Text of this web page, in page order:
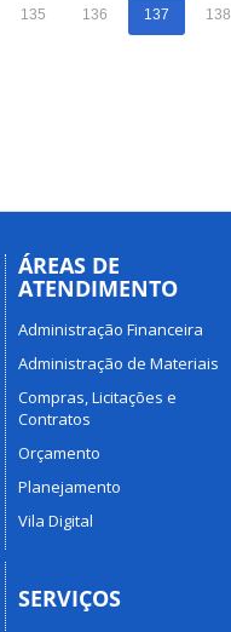
135 136 137 138
ÁREAS DE
ATENDIMENTO
Administração Financeira
Administração de Materiais
Compras, Licitações e
Contratos
Orçamento
Planejamento
Vila Digital
SERVIÇOS